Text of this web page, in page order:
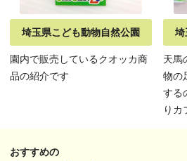
埼玉県こども動物自然公園
園内で販売しているクオッカ商
品の紹介です
埼
天馬
物の
する
りカ
おすすめの